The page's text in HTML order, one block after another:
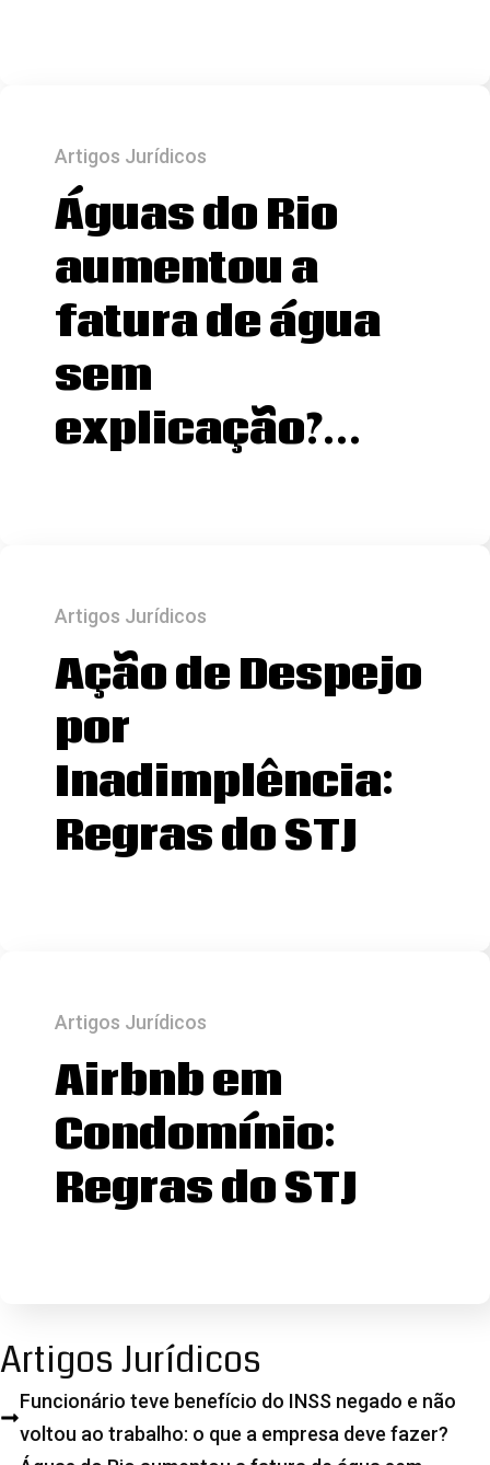
Artigos Jurídicos
Águas do Rio
aumentou a
fatura de água
sem
explicação?…
Artigos Jurídicos
Ação de Despejo
por
Inadimplência:
Regras do STJ
Artigos Jurídicos
Airbnb em
Condomínio:
Regras do STJ
Artigos Jurídicos
Funcionário teve benefício do INSS negado e não
voltou ao trabalho: o que a empresa deve fazer?